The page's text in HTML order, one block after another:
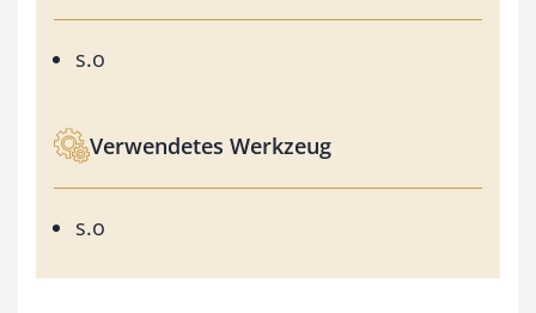
s.o
Verwendetes Werkzeug
s.o